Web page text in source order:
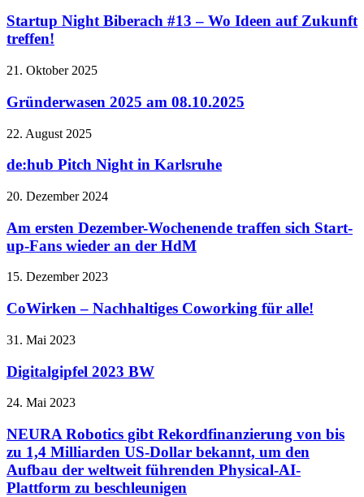
Startup Night Biberach #13 – Wo Ideen auf Zukunft
treffen!
21. Oktober 2025
Gründerwasen 2025 am 08.10.2025
22. August 2025
de:hub Pitch Night in Karlsruhe
20. Dezember 2024
Am ersten Dezember-Wochenende traffen sich Start-
up-Fans wieder an der HdM
15. Dezember 2023
CoWirken – Nachhaltiges Coworking für alle!
31. Mai 2023
Digitalgipfel 2023 BW
24. Mai 2023
NEURA Robotics gibt Rekordfinanzierung von bis
zu 1,4 Milliarden US-Dollar bekannt, um den
Aufbau der weltweit führenden Physical-AI-
Plattform zu beschleunigen